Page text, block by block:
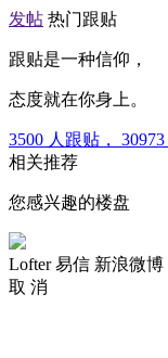
发帖 热门跟贴
跟贴是一种信仰，
态度就在你身上。
3500 人跟贴， 30973
相关推荐
您感兴趣的楼盘
Lofter 易信 新浪微博
取 消